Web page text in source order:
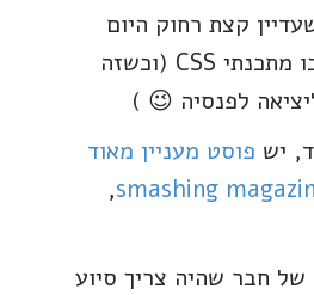
קצת רחוק היום
שבאמת לא יצטרכו מתכנתי CSS (וכשזה
לפנסיה 😉 )
יש פוסט מעניין מאוד
,
חבר שהיה צריך סיוע